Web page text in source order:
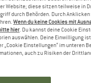
Website; diese sitzen teilweise in
durch Behörden. Durch Anklicken
Wenn du keine Cookies mit
hier. Du kannst deine Cookie
auswählen. Deine Einwilligung
Einstellungen“ im unteren
auch zu Risiken der